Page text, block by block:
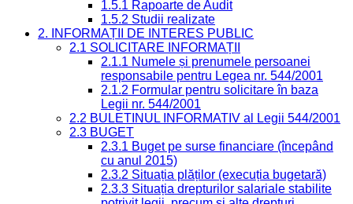
1.5.1 Rapoarte de Audit
1.5.2 Studii realizate
2. INFORMAȚII DE INTERES PUBLIC
2.1 SOLICITARE INFORMAȚII
2.1.1 Numele și prenumele persoanei
responsabile pentru Legea nr. 544/2001
2.1.2 Formular pentru solicitare în baza
Legii nr. 544/2001
2.2 BULETINUL INFORMATIV al Legii 544/2001
2.3 BUGET
2.3.1 Buget pe surse financiare (începând
cu anul 2015)
2.3.2 Situația plăților (execuția bugetară)
2.3.3 Situația drepturilor salariale stabilite